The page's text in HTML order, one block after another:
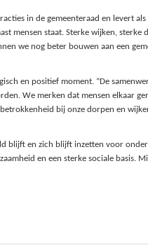
in de gemeenteraad en levert
mensen staat. Sterke wijken,
we nog beter bouwen aan een
en positief moment. “De
We merken dat mensen elkaar
bij onze dorpen en
blijft en zich blijft inzetten voor
en een sterke sociale basis.